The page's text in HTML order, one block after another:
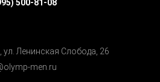
500-81-08
ул. Ленинская Cлобода, 26
men.ru